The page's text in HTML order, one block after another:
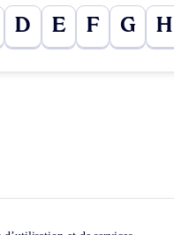
D E F G H